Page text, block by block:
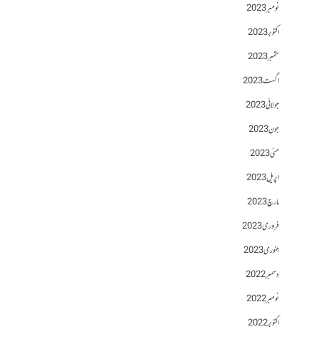
نومبر 2023
اکتوبر 2023
ستمبر 2023
اگست 2023
جولائی 2023
جون 2023
مئی 2023
اپریل 2023
مارچ 2023
فروری 2023
جنوری 2023
دسمبر 2022
نومبر 2022
اکتوبر 2022